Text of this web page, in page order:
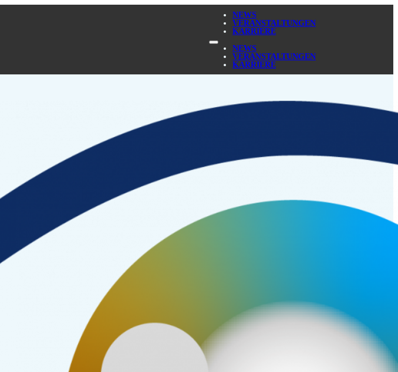
NEWS
VERANSTALTUNGEN
KARRIERE
NEWS
VERANSTALTUNGEN
KARRIERE